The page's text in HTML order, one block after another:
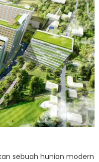
sebuah hunian modern